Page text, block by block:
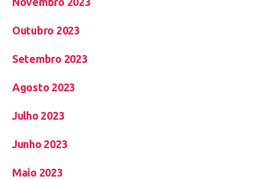
Outubro 2023
Setembro 2023
Agosto 2023
Julho 2023
Junho 2023
Maio 2023